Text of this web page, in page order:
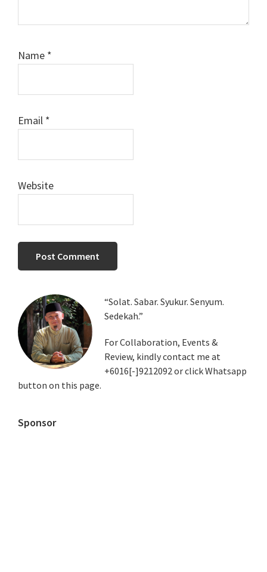
Name *
Email *
Website
Primary
Sidebar
“Solat. Sabar. Syukur. Senyum.
Sedekah.”
For Collaboration, Events &
Review, kindly contact me at
+6016[-]9212092 or click Whatsapp
button on this page.
Sponsor